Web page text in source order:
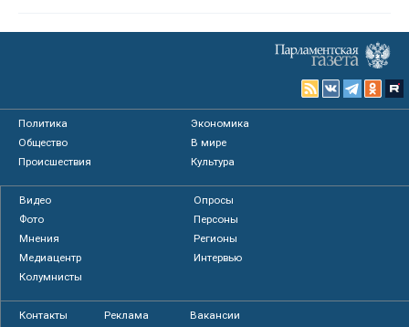
Политика
Экономика
Общество
В мире
Происшествия
Культура
Видео
Опросы
Фото
Персоны
Мнения
Регионы
Медиацентр
Интервью
Колумнисты
Контакты Реклама Вакансии